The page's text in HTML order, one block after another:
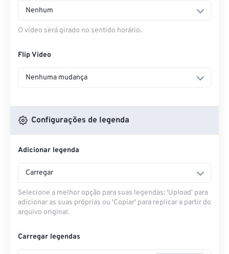
Nenhum
O vídeo será girado no sentido horário.
Flip Video
Nenhuma mudança
Configurações de legenda
Adicionar legenda
Carregar
Selecione a melhor opção para suas legendas: 'Upload' para
adicionar as suas próprias ou 'Copiar' para replicar a partir do
arquivo original.
Carregar legendas